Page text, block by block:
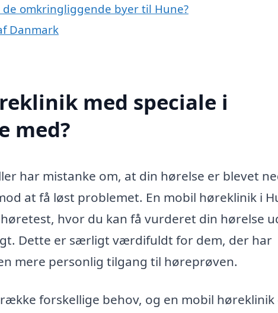
omkringliggende byer til Hune?
Danmark
med speciale i
med?
har mistanke om, at din hørelse er blevet
at få løst problemet. En mobil høreklinik i
hvor du kan få vurderet din hørelse
Dette er særligt værdifuldt for dem, der har
mere personlig tilgang til høreprøven.
forskellige behov, og en mobil høreklinik